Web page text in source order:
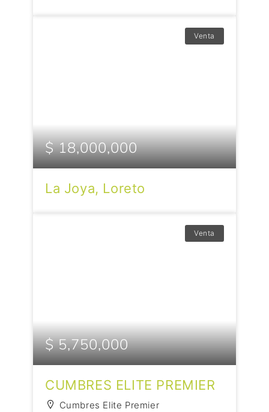
Venta
$ 18,000,000
La Joya, Loreto
Venta
$ 5,750,000
CUMBRES ELITE PREMIER
Cumbres Elite Premier